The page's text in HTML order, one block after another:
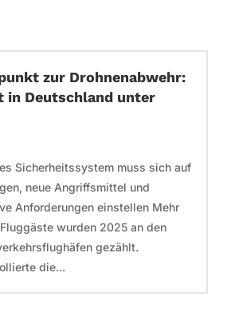
zur Drohnenabwehr:
in Deutschland unter
Sicherheitssystem muss sich auf
neue Angriffsmittel und
Anforderungen einstellen Mehr
wurden 2025 an den
gezählt.
die...